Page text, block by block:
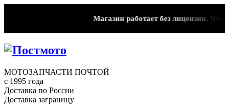
Магазин работает без лицензии.Чтобы
МОТОЗАПЧАСТИ ПОЧТОЙ
с 1995 года
Доставка по России
Доставка заграницу